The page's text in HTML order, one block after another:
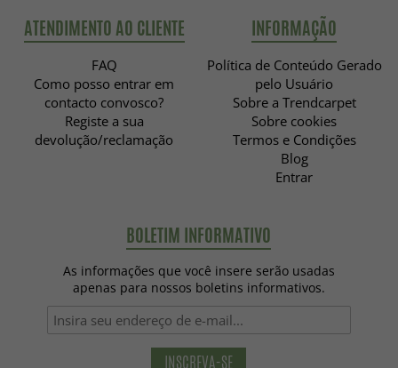
ATENDIMENTO AO CLIENTE
FAQ
Como posso entrar em
contacto convosco?
Registe a sua
devolução/reclamação
INFORMAÇÃO
Política de Conteúdo Gerado
pelo Usuário
Sobre a Trendcarpet
Sobre cookies
Termos e Condições
Blog
Entrar
BOLETIM INFORMATIVO
As informações que você insere serão usadas
apenas para nossos boletins informativos.
INSCREVA-SE